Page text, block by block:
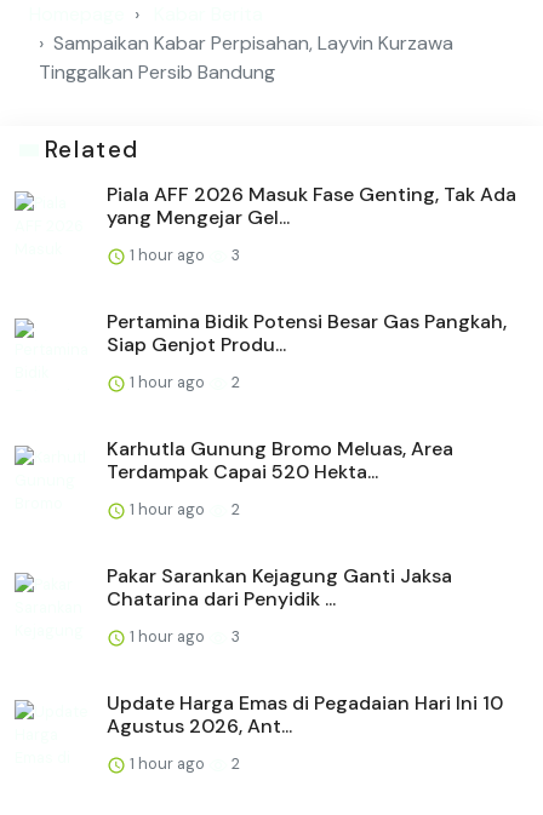
Sampaikan Kabar Perpisahan, Layvin Kurzawa
Tinggalkan Persib Bandung
Related
Piala AFF 2026 Masuk Fase Genting, Tak Ada
yang Mengejar Gel...
1 hour ago 3
Pertamina Bidik Potensi Besar Gas Pangkah,
Siap Genjot Produ...
1 hour ago 2
Karhutla Gunung Bromo Meluas, Area
Terdampak Capai 520 Hekta...
1 hour ago 2
Pakar Sarankan Kejagung Ganti Jaksa
Chatarina dari Penyidik ...
1 hour ago 3
Update Harga Emas di Pegadaian Hari Ini 10
Agustus 2026, Ant...
1 hour ago 2